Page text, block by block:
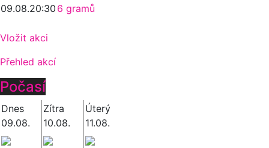
09.08.20:30 6 gramů
Vložit akci
Přehled akcí
Počasí
Dnes
09.08.
Zítra
10.08.
Úterý
11.08.